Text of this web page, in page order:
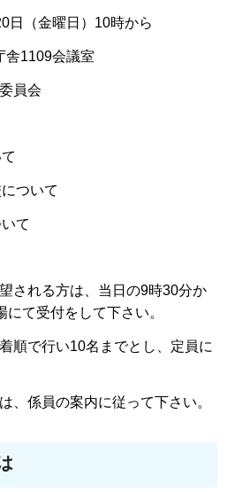
日（金曜日）10時から
1109会議室
員会
ついて
て
される方は、当日の9時30分か
て受付をして下さい。
順で行い10名までとし、定員に
、係員の案内に従って下さい。